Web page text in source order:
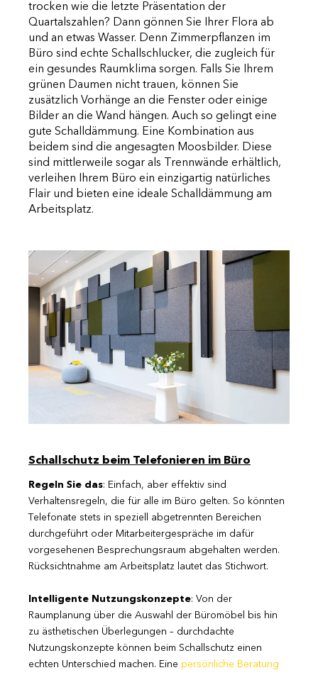
trocken wie die letzte Präsentation der
Quartalszahlen? Dann gönnen Sie Ihrer Flora ab
und an etwas Wasser. Denn Zimmerpflanzen im
Büro sind echte Schallschlucker, die zugleich für
ein gesundes Raumklima sorgen. Falls Sie Ihrem
grünen Daumen nicht trauen, können Sie
zusätzlich Vorhänge an die Fenster oder einige
Bilder an die Wand hängen. Auch so gelingt eine
gute Schalldämmung. Eine Kombination aus
beidem sind die angesagten Moosbilder. Diese
sind mittlerweile sogar als Trennwände erhältlich,
verleihen Ihrem Büro ein einzigartig natürliches
Flair und bieten eine ideale Schalldämmung am
Arbeitsplatz.
Schallschutz beim Telefonieren im Büro
Regeln Sie das: Einfach, aber effektiv sind
Verhaltensregeln, die für alle im Büro gelten. So könnten
Telefonate stets in speziell abgetrennten Bereichen
durchgeführt oder Mitarbeitergespräche im dafür
vorgesehenen Besprechungsraum abgehalten werden.
Rücksichtnahme am Arbeitsplatz lautet das Stichwort.
Intelligente Nutzungskonzepte: Von der
Raumplanung über die Auswahl der Büromöbel bis hin
zu ästhetischen Überlegungen – durchdachte
Nutzungskonzepte können beim Schallschutz einen
echten Unterschied machen. Eine persönliche Beratung